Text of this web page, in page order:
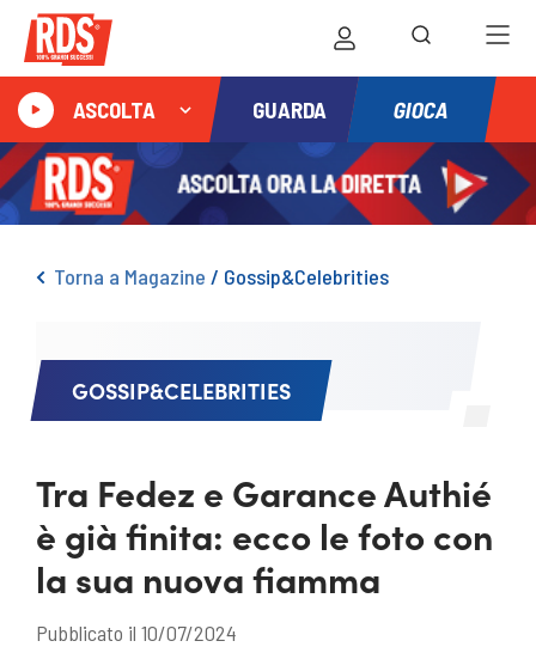
ASCOLTA GUARDA GIOCA
Torna a Magazine / Gossip&Celebrities
GOSSIP&CELEBRITIES
Tra Fedez e Garance Authié
è già finita: ecco le foto con
la sua nuova fiamma
Pubblicato il 10/07/2024